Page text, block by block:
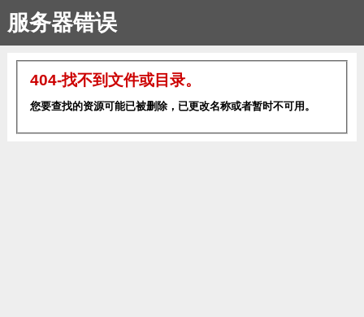
服务器错误
404-找不到文件或目录。
您要查找的资源可能已被删除，已更改名称或者暂时不可用。